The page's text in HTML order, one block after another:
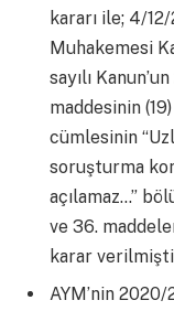
kararı ile; 4/
Muhakemesi
sayılı
maddesinin
cümlesinin
soruşturma
açılamaz…”
ve 36.
karar
AYM’nin